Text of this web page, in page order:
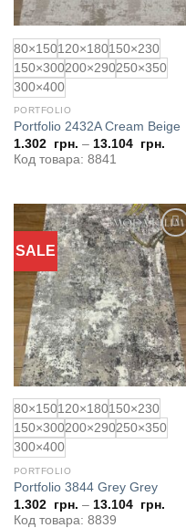
80×150120×180150×230
150×300200×290250×350
300×400
PORTFOLIO
Portfolio 2432A Cream Beige
1.302 грн. – 13.104 грн.
Код товара: 8841
SALE
Додати
до
обраного
80×150120×180150×230
150×300200×290250×350
300×400
PORTFOLIO
Portfolio 3844 Grey Grey
1.302 грн. – 13.104 грн.
Код товара: 8839